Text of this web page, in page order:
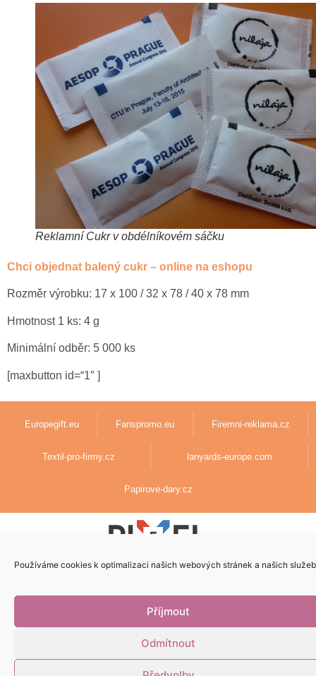
Používáme cookies k optimalizaci našich webových stránek a našich
Příjmout
Odmítnout
Reklamní Cukr v obdélníkovém sáčku
Chci objednat balený cukr – online na eshopu
Rozměr výrobku: 17 x 100 / 32 x 78 / 40 x 78 mm
Hmotnost 1 ks: 4 g
Minimální odběr: 5 000 ks
[maxbutton id=“1″ ]
Europegift.eu Fanspromo.eu Firemni-reklama.cz
Textil-pro-firmy.cz lanyards-europe.com
Papirove-dary.cz